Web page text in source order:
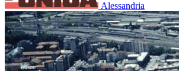
Alessandria